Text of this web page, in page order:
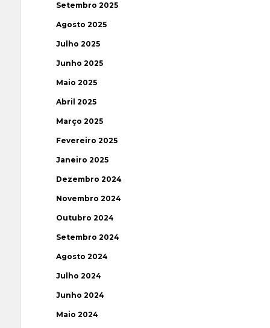
Setembro 2025
Agosto 2025
Julho 2025
Junho 2025
Maio 2025
Abril 2025
Março 2025
Fevereiro 2025
Janeiro 2025
Dezembro 2024
Novembro 2024
Outubro 2024
Setembro 2024
Agosto 2024
Julho 2024
Junho 2024
Maio 2024